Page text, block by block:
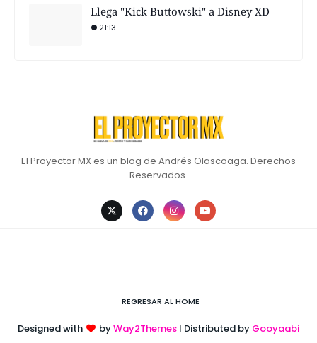
Llega "Kick Buttowski" a Disney XD
21:13
El Proyector MX es un blog de Andrés Olascoaga. Derechos
Reservados.
REGRESAR AL HOME
Designed with byWay2Themes | Distributed by Gooyaabi